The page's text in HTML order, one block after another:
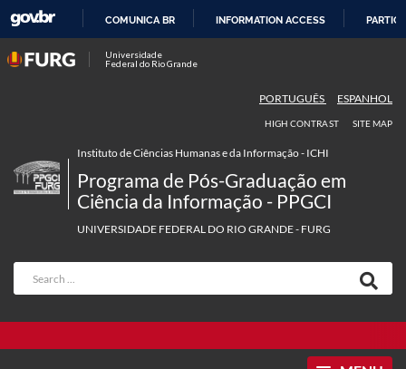
COMUNICA BR INFORMATION ACCESS
Universidade
Federal do Rio Grande
PORTUGUÊS ESPANHOL
HIGH CONTRAST SITE MAP
Instituto de Ciências Humanas e da Informação - ICHI
Programa de Pós-Graduação em
Ciência da Informação - PPGCI
UNIVERSIDADE FEDERAL DO RIO GRANDE - FURG